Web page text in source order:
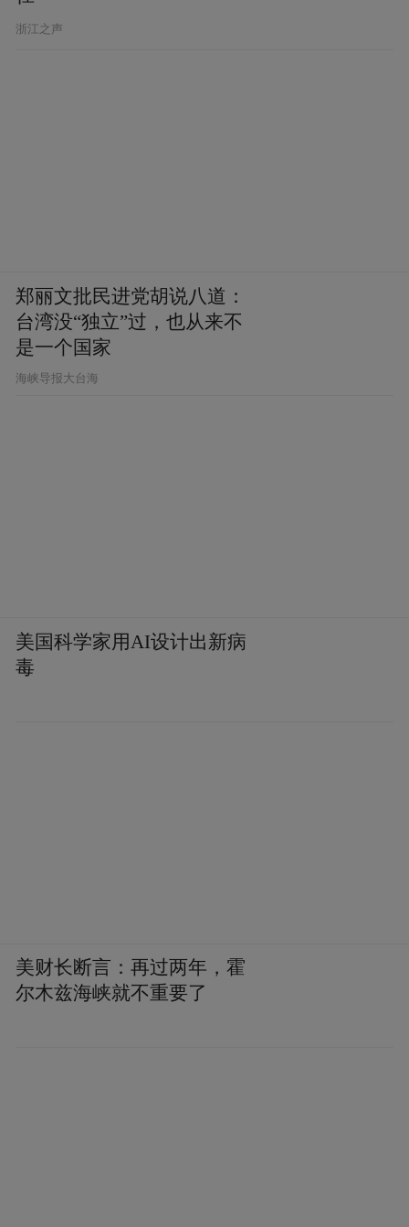
浙江之声
郑丽文批民进党胡说八道：
台湾没“独立”过，也从来不
是一个国家
​海峡导报大台海
美国科学家用AI设计出新病
毒
美财长断言：再过两年，霍
尔木兹海峡就不重要了